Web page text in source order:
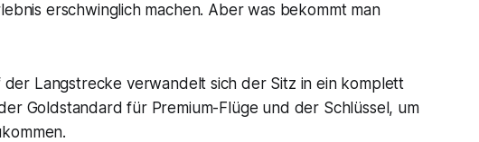
erschwinglich machen. Aber was bekommt man
der Langstrecke verwandelt sich der Sitz in ein komplett
Goldstandard für Premium-Flüge und der Schlüssel, um